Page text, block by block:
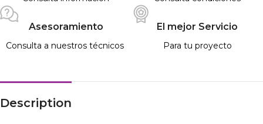
Asesoramiento
Consulta a nuestros técnicos
El mejor Servicio
Para tu proyecto
Description